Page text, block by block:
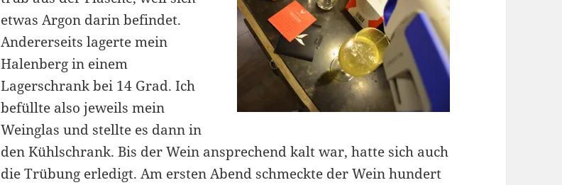
etwas Argon darin befindet.
Andererseits lagerte mein
Halenberg in einem
Lagerschrank bei 14 Grad. Ich
befüllte also jeweils mein
Weinglas und stellte es dann in
den Kühlschrank. Bis der Wein ansprechend kalt war, hatte sich auch
die Trübung erledigt. Am ersten Abend schmeckte der Wein hundert